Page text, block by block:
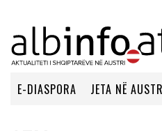
E-DIASPORA JETA NË